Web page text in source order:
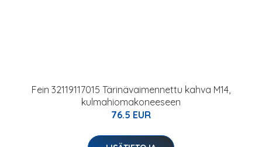
Fein 32119117015 Tärinävaimennettu kahva M14,
kulmahiomakoneeseen
76.5 EUR